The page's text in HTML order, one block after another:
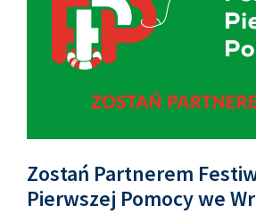
Zostań Partnerem
Pierwszej Pomocy we